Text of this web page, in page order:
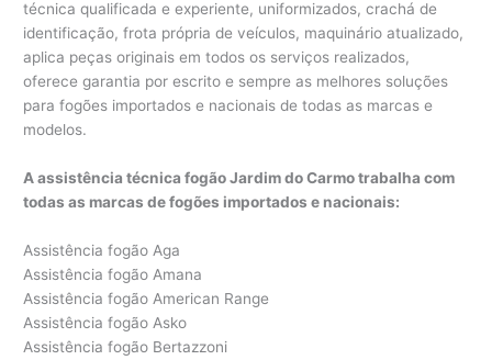
técnica qualificada e experiente, uniformizados, crachá de
identificação, frota própria de veículos, maquinário atualizado,
aplica peças originais em todos os serviços realizados,
oferece garantia por escrito e sempre as melhores soluções
para fogões importados e nacionais de todas as marcas e
modelos.
A assistência técnica fogão Jardim do Carmo trabalha com
todas as marcas de fogões importados e nacionais:
Assistência fogão Aga
Assistência fogão Amana
Assistência fogão American Range
Assistência fogão Asko
Assistência fogão Bertazzoni